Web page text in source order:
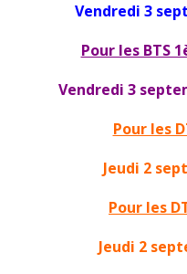
Vendredi 3
Pour les BTS
Vendredi 3
Pour les
Jeudi 2
Pour les
Jeudi 2